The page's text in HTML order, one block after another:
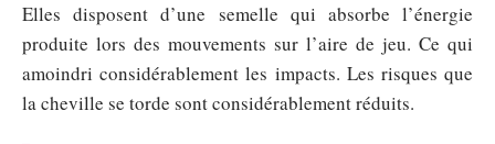
Elles disposent d’une semelle qui absorbe l’énergie
produite lors des mouvements sur l’aire de jeu. Ce qui
amoindri considérablement les impacts. Les risques que
la cheville se torde sont considérablement réduits.